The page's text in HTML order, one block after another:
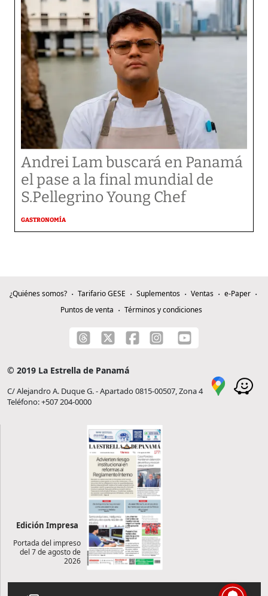
Andrei Lam buscará en Panamá
el pase a la final mundial de
S.Pellegrino Young Chef
GASTRONOMÍA
¿Quiénes somos? Tarifario GESE Suplementos Ventas
e-Paper
Puntos de venta
Términos y condiciones
© 2019 La Estrella de Panamá
C/ Alejandro A. Duque G. - Apartado 0815-00507, Zona 4
Teléfono: +507 204-0000
Edición Impresa
Portada del impreso
del 7 de agosto de
2026